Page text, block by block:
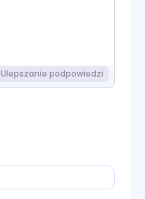
Ulepszanie podpowiedzi